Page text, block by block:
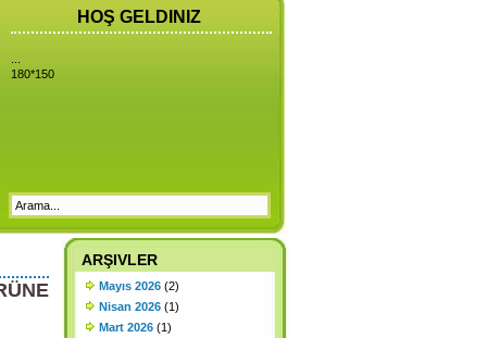
HOŞ GELDINIZ
180*150
ARŞIVLER
Mayıs 2026 (2)
Nisan 2026 (1)
Mart 2026 (1)